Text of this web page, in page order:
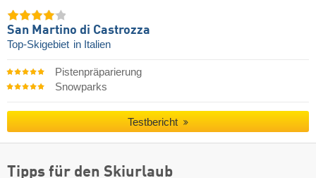
San Martino di Castrozza
Top-Skigebiet in Italien
Pistenpräparierung
Snowparks
Testbericht
Tipps für den Skiurlaub